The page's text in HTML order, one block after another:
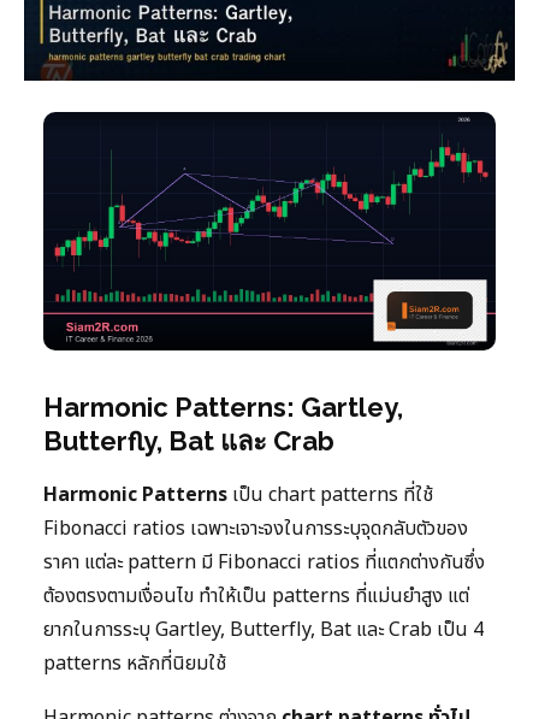
Harmonic Patterns: Gartley,
Butterfly, Bat และ Crab
Harmonic Patterns เป็น chart patterns ที่ใช้
Fibonacci ratios เฉพาะเจาะจงในการระบุจุดกลับตัวของ
ราคา แต่ละ pattern มี Fibonacci ratios ที่แตกต่างกันซึ่ง
ต้องตรงตามเงื่อนไข ทำให้เป็น patterns ที่แม่นยำสูง แต่
ยากในการระบุ Gartley, Butterfly, Bat และ Crab เป็น 4
patterns หลักที่นิยมใช้